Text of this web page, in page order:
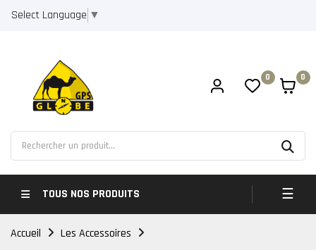
Select Language ▼
0 0
TOUS NOS PRODUITS ☰
Accueil Les Accessoires